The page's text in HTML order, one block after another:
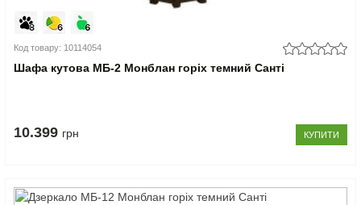
Код товару: 10114054
Шафа кутова МБ-2 Монблан горіх темний Санті
10.399 грн КУПИТИ